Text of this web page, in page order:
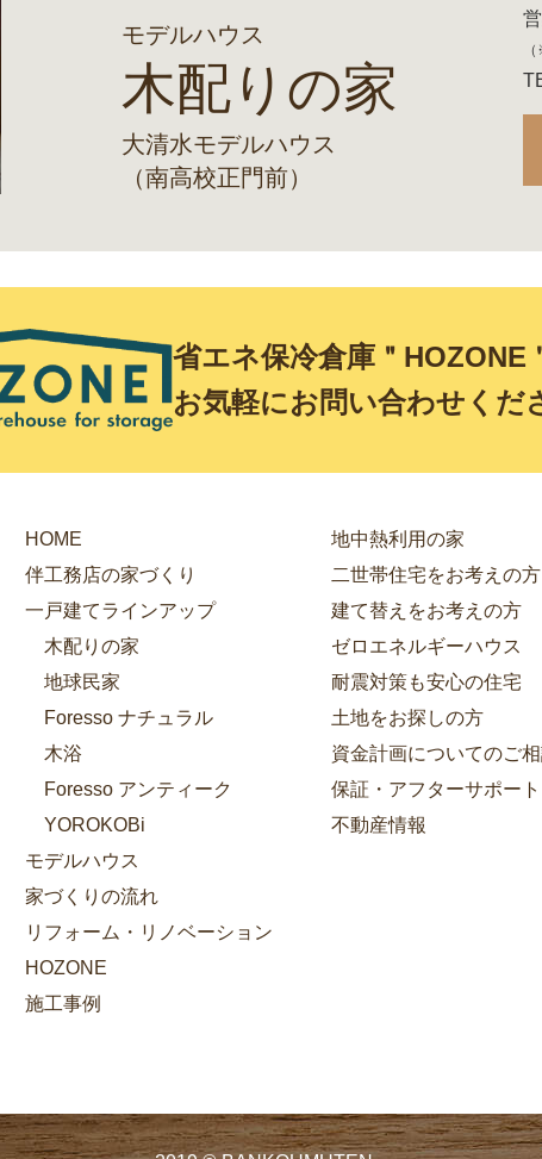
モデルハウス
木配りの家
大清水モデルハウス
（南高校正門前）
省エネ保冷倉庫＂HOZONE
お気軽にお問い合わせくだ
HOME
伴工務店の家づくり
一戸建てラインアップ
木配りの家
地球民家
Foresso ナチュラル
木浴
Foresso アンティーク
YOROKOBi
モデルハウス
家づくりの流れ
リフォーム・リノベーション
HOZONE
施工事例
地中熱利用の家
二世帯住宅をお考えの方
建て替えをお考えの方
ゼロエネルギーハウス
耐震対策も安心の住宅
土地をお探しの方
資金計画についてのご
保証・アフターサポート
不動産情報